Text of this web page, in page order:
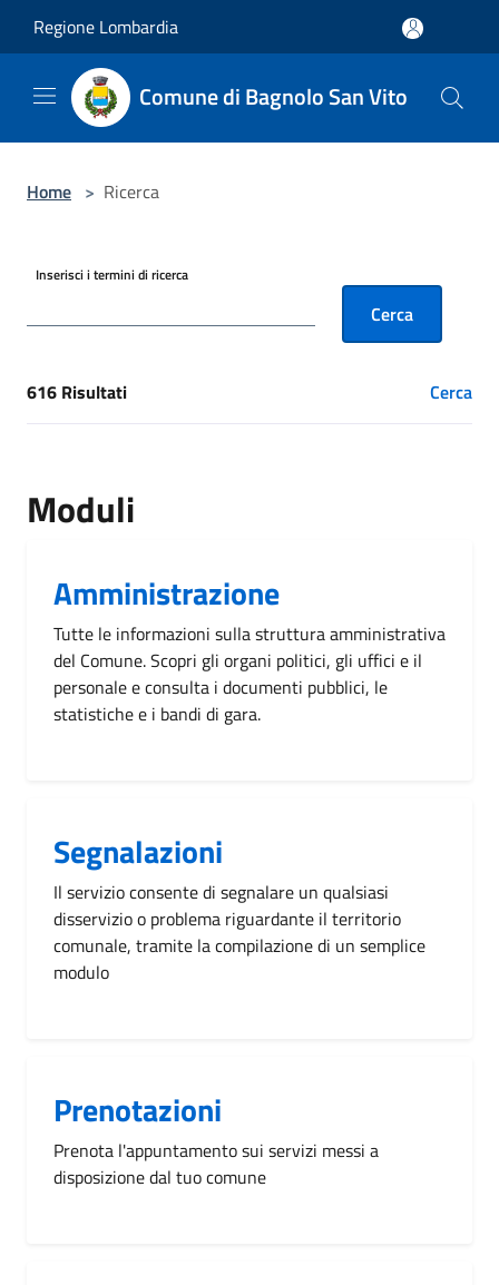
Regione Lombardia
Comune di Bagnolo San Vito
Home > Ricerca
Inserisci i termini di ricerca
Cerca
[results] Risultati
616 Risultati Cerca
Moduli
Amministrazione
Tutte le informazioni sulla struttura amministrativa
del Comune. Scopri gli organi politici, gli uffici e il
personale e consulta i documenti pubblici, le
statistiche e i bandi di gara.
Segnalazioni
Il servizio consente di segnalare un qualsiasi
disservizio o problema riguardante il territorio
comunale, tramite la compilazione di un semplice
modulo
Prenotazioni
Prenota l'appuntamento sui servizi messi a
disposizione dal tuo comune